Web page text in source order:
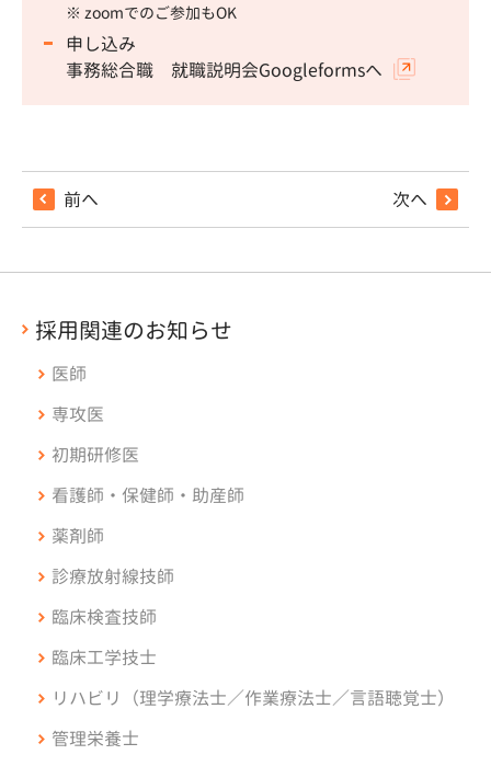
※ zoomでのご参加もOK
申し込み
事務総合職 就職説明会Googleformsへ
前へ 次へ
採用関連のお知らせ
医師
専攻医
初期研修医
看護師・保健師・助産師
薬剤師
診療放射線技師
臨床検査技師
臨床工学技士
リハビリ（理学療法士／作業療法士／言語聴覚士）
管理栄養士